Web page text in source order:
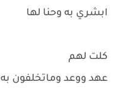
ابشري به وحنا لها
كلت لهم
عهد ووعد وماتخلفون به